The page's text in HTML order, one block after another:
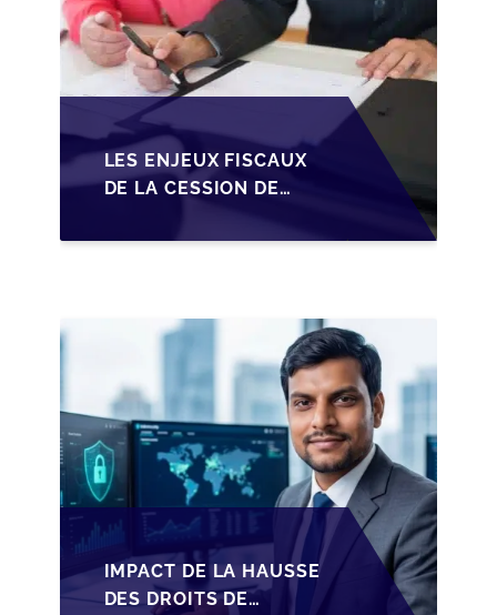
LES ENJEUX FISCAUX
DE LA CESSION DE
LES DIRIGEANTS DE
IMPACT DE LA HAUSSE
DES DROITS DE